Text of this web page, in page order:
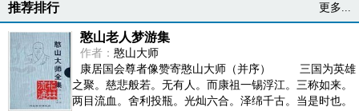
推荐排行 更多...
憨山老人梦游集
作者： 憨山大师
康居国会尊者像赞寄憨山大师（并序） 三国为英雄
之聚。慈悲般若。无有人。而康祖一锡浮江。三称如来。
两目流血。舍利投瓶。光灿六合。泽绵千古。当是时也。